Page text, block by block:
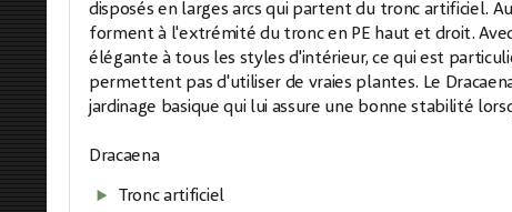
disposés en larges arcs qui partent du tronc artificiel.
forment à l'extrémité du tronc en PE haut et droit.
élégante à tous les styles d'intérieur, ce qui est
permettent pas d'utiliser de vraies plantes. Le
jardinage basique qui lui assure une bonne stabilité
Dracaena
Tronc artificiel